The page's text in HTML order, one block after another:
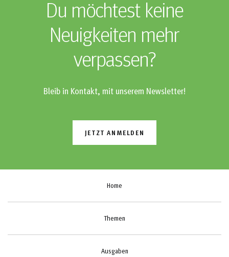
Du möchtest keine
Neuigkeiten mehr
verpassen?
Bleib in Kontakt, mit unserem Newsletter!
JETZT ANMELDEN
Home
Themen
Ausgaben